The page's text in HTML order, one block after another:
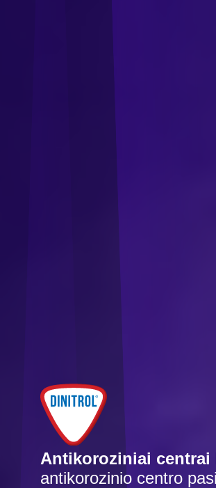
Antikoroziniai centrai
antikorozinio centro